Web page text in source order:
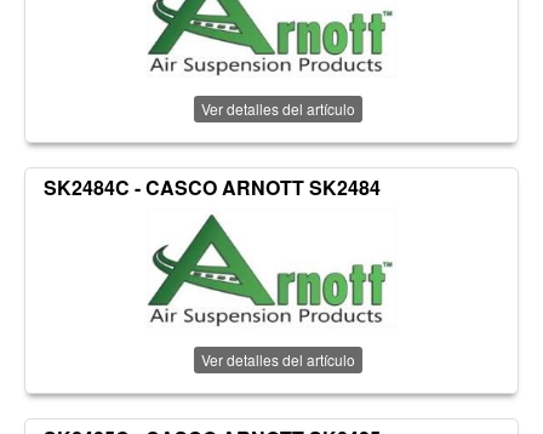
Ver detalles del artículo
SK2484C - CASCO ARNOTT SK2484
Ver detalles del artículo